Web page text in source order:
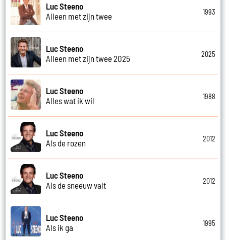
Luc Steeno
Alleen met zijn twee
1993
Luc Steeno
Alleen met zijn twee 2025
2025
Luc Steeno
Alles wat ik wil
1988
Luc Steeno
Als de rozen
2012
Luc Steeno
Als de sneeuw valt
2012
Luc Steeno
Als ik ga
1995